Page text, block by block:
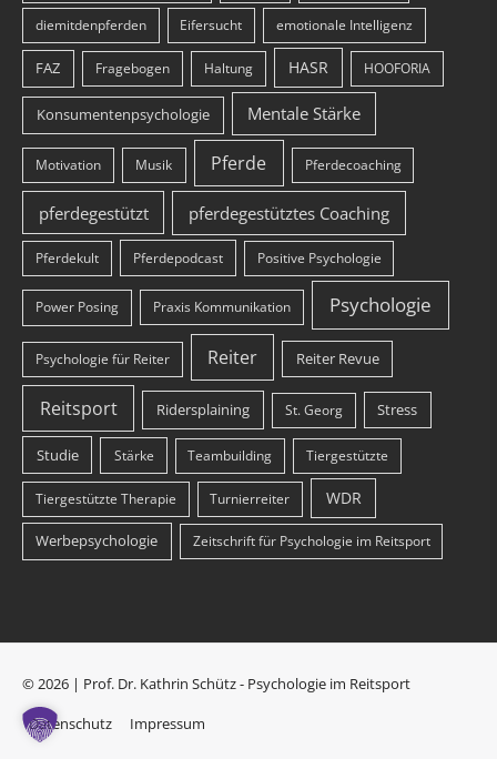
diemitdenpferden Eifersucht emotionale Intelligenz
FAZ Fragebogen Haltung HASR HOOFORIA
Konsumentenpsychologie Mentale Stärke
Motivation Musik Pferde Pferdecoaching
pferdegestützt pferdegestütztes Coaching
Pferdekult Pferdepodcast Positive Psychologie
Power Posing Praxis Kommunikation Psychologie
Psychologie für Reiter Reiter Reiter Revue
Reitsport Ridersplaining St. Georg Stress
Studie Stärke Teambuilding Tiergestützte
Tiergestützte Therapie Turnierreiter WDR
Werbepsychologie Zeitschrift für Psychologie im Reitsport
© 2026 | Prof. Dr. Kathrin Schütz - Psychologie im Reitsport
Datenschutz
Impressum